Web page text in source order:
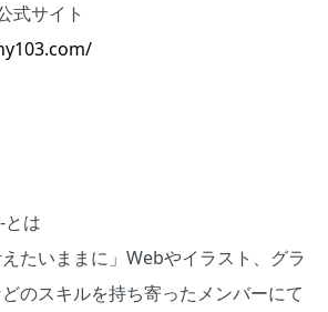
式サイト
は
えたいままに」Webやイラスト、グラ
のスキルを持ち寄ったメンバーにて